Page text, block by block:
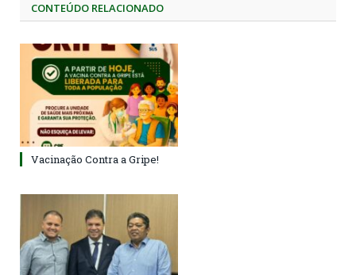
CONTEÚDO RELACIONADO
Vacinação Contra a Gripe!